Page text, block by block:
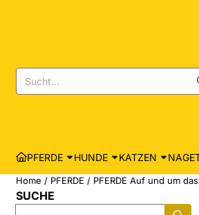
Suche
PFERDE HUNDE KATZEN
Home / PFERDE / PFERDE Auf und um
SUCHE